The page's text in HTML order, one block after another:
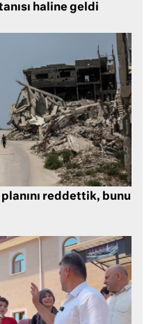
haline geldi
reddettik, bunu